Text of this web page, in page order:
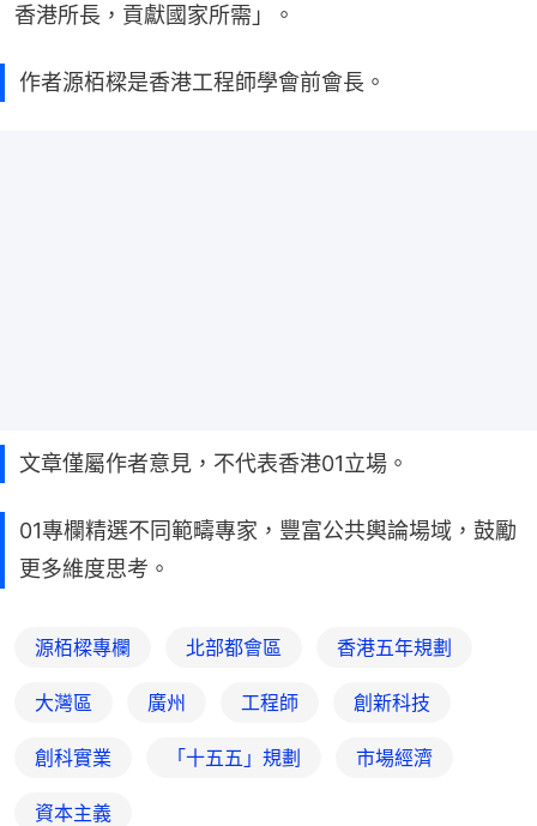
香港所長，貢獻國家所需」。
作者源栢樑是香港工程師學會前會長。
文章僅屬作者意見，不代表香港01立場。
01專欄精選不同範疇專家，豐富公共輿論場域，鼓勵
更多維度思考。
源栢樑專欄 北部都會區 香港五年規劃
大灣區 廣州 工程師 創新科技
創科實業 「十五五」規劃 市場經濟
資本主義